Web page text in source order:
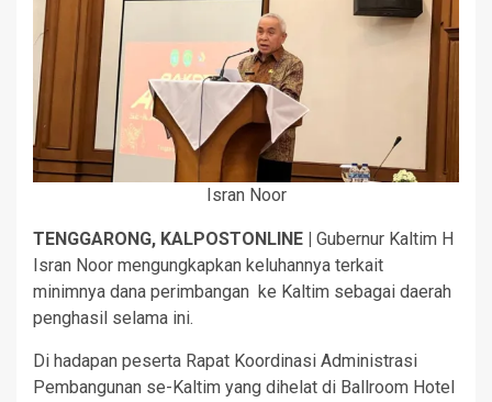
Isran Noor
TENGGARONG, KALPOSTONLINE |
Gubernur Kaltim H
Isran Noor mengungkapkan keluhannya terkait
minimnya dana perimbangan ke Kaltim sebagai daerah
penghasil selama ini.
Di hadapan peserta Rapat Koordinasi Administrasi
Pembangunan se-Kaltim yang dihelat di Ballroom Hotel